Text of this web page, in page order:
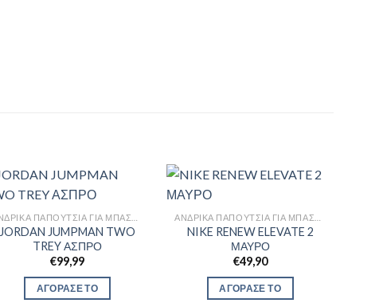
JORDAN JUMPMAN TWO
TREY ΑΣΠΡΟ
€99,99
ΑΓΟΡΑΣΕ ΤΟ
NIKE RENEW ELEVATE 2
ΜΑΥΡΟ
€49,90
ΑΓΟΡΑΣΕ ΤΟ